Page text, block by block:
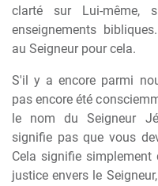
clarté sur Lui-même,
enseignements
au Seigneur pour cela.
S'il y a encore parmi
pas encore été
le nom du Seigneur
signifie pas que vous
Cela signifie
justice envers le